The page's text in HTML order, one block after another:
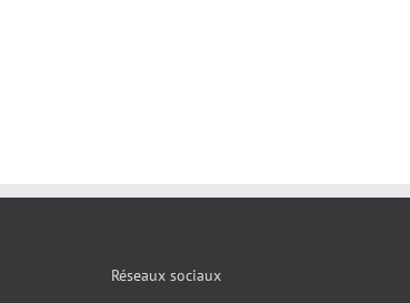
Réseaux sociaux